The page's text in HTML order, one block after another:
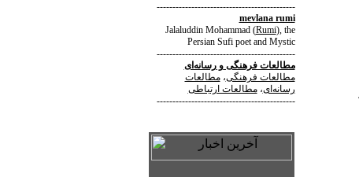
--------------------------------------------
mevlana rumi
Jalaluddin Mohammad(Rumi), the
Persian Sufi poet and Mystic
--------------------------------------------
مطالعات فرهنگیورسانه‌ای
مطالعات فرهنگی،مطالعات
رسانه‌ای،مطالعات ارتباطی
--------------------------------------------